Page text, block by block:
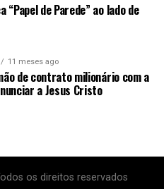
“Papel de Parede” ao lado de
11 meses ago
de contrato milionário com a
a Jesus Cristo
os direitos reservados